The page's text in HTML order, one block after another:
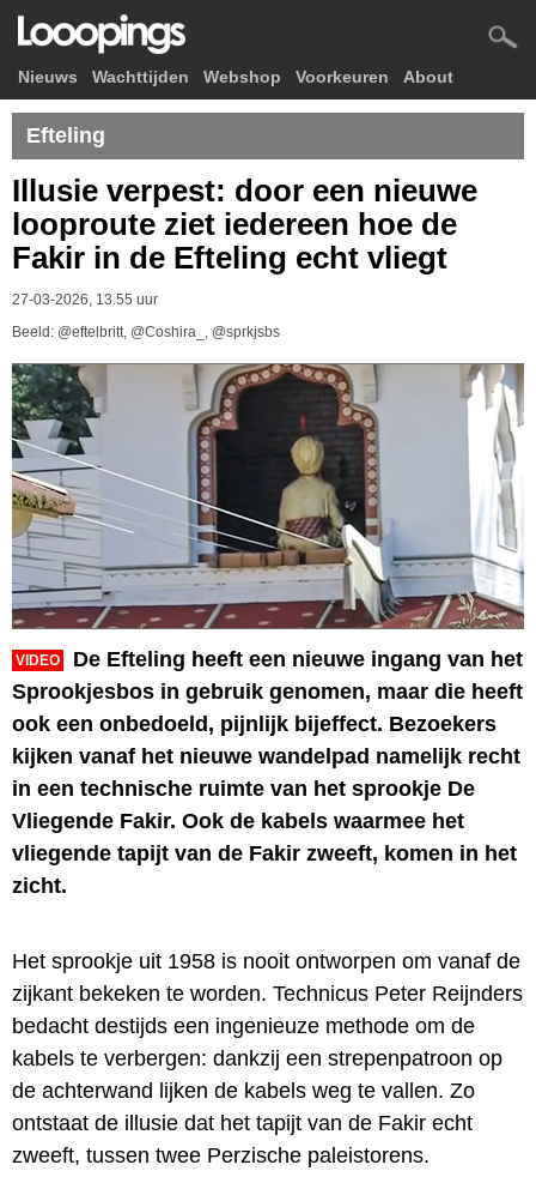
Nieuws Wachttijden Webshop Voorkeuren About
Efteling
Illusie verpest: door een nieuwe
looproute ziet iedereen hoe de
Fakir in de Efteling echt vliegt
27-03-2026, 13.55 uur
Beeld: @eftelbritt, @Coshira_, @sprkjsbs
VIDEO
De Efteling heeft een nieuwe ingang van het
Sprookjesbos in gebruik genomen, maar die heeft
ook een onbedoeld, pijnlijk bijeffect. Bezoekers
kijken vanaf het nieuwe wandelpad namelijk recht
in een technische ruimte van het sprookje De
Vliegende Fakir. Ook de kabels waarmee het
vliegende tapijt van de Fakir zweeft, komen in het
zicht.
Het sprookje uit 1958 is nooit ontworpen om vanaf de
zijkant bekeken te worden. Technicus Peter Reijnders
bedacht destijds een ingenieuze methode om de
kabels te verbergen: dankzij een strepenpatroon op
de achterwand lijken de kabels weg te vallen. Zo
ontstaat de illusie dat het tapijt van de Fakir echt
zweeft, tussen twee Perzische paleistorens.